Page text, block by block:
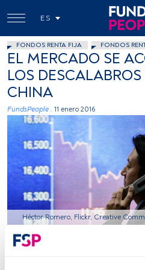
ES
FONDOS RENTA FIJA FONDOS
EL MERCADO SE
LOS
CHINA
FundsPeople . 11 enero 2016
Héctor Romero, Flickr, Creative